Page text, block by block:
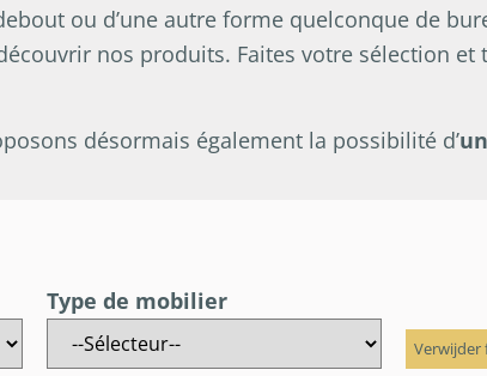
ou d’une autre forme quelconque de
nos produits. Faites votre sélection
désormais également la possibilité d’
Type de mobilier
Verwijder